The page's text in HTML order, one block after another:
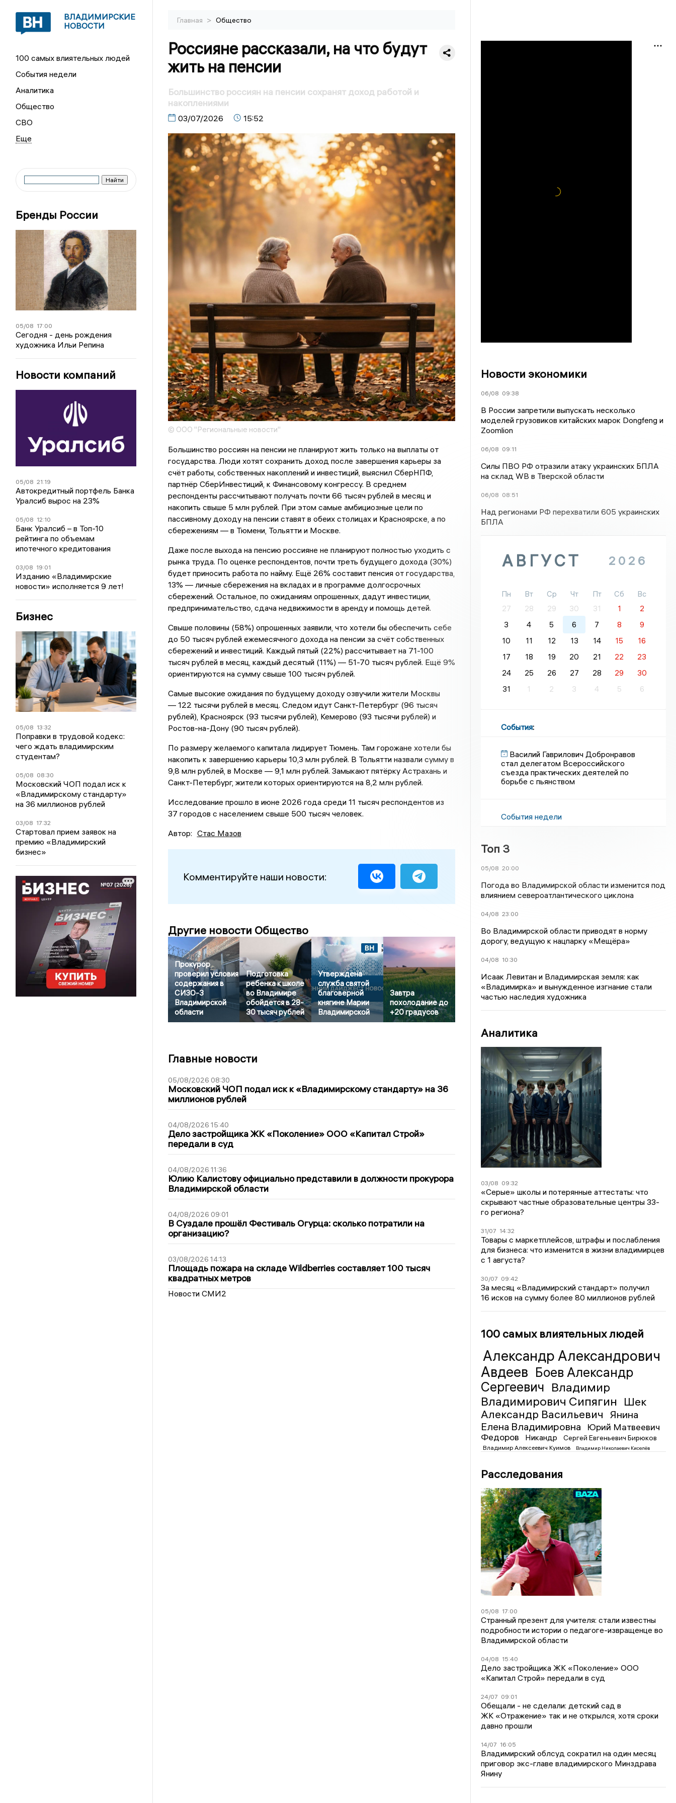
ВЛАДИМИРСКИЕ
НОВОСТИ
100 самых влиятельных людей
События недели
Аналитика
Общество
СВО
Бренды России
05/08 17:00
Сегодня - день рождения
художника Ильи Репина
Новости компаний
05/08 21:19
Автокредитный портфель Банка
Уралсиб вырос на 23%
05/08 12:10
Банк Уралсиб – в Топ-10
рейтинга по объемам
ипотечного кредитования
03/08 19:01
Изданию «Владимирские
новости» исполняется 9 лет!
Бизнес
05/08 13:32
Поправки в трудовой кодекс:
чего ждать владимирским
студентам?
05/08 08:30
Московский ЧОП подал иск к
«Владимирскому стандарту»
на 36 миллионов рублей
03/08 17:32
Стартовал прием заявок на
премию «Владимирский
бизнес»
Главная > Общество
Россияне рассказали, на что будут
жить на пенсии
Большинство россиян на пенсии сохранят доход работой и
накоплениями
03/07/2026 15:52
© ООО "Региональные новости"
Большинство россиян на пенсии не планируют жить только на выплаты от
государства. Люди хотят сохранить доход после завершения карьеры за
счёт работы, собственных накоплений и инвестиций, выяснил СберНПФ,
партнёр СберИнвестиций, к Финансовому конгрессу. В среднем
респонденты рассчитывают получать почти 66 тысяч рублей в месяц и
накопить свыше 5 млн рублей. При этом самые амбициозные цели по
пассивному доходу на пенсии ставят в обеих столицах и Красноярске, а по
сбережениям — в Тюмени, Тольятти и Москве.
Даже после выхода на пенсию россияне не планируют полностью уходить с
рынка труда. По оценке респондентов, почти треть будущего дохода (30%)
будет приносить работа по найму. Ещё 26% составит пенсия от государства,
13% — личные сбережения на вкладах и в программе долгосрочных
сбережений. Остальное, по ожиданиям опрошенных, дадут инвестиции,
предпринимательство, сдача недвижимости в аренду и помощь детей.
Свыше половины (58%) опрошенных заявили, что хотели бы обеспечить себе
до 50 тысяч рублей ежемесячного дохода на пенсии за счёт собственных
сбережений и инвестиций. Каждый пятый (22%) рассчитывает на 71-100
тысяч рублей в месяц, каждый десятый (11%) — 51-70 тысяч рублей. Ещё 9%
ориентируются на сумму свыше 100 тысяч рублей.
Самые высокие ожидания по будущему доходу озвучили жители Москвы
— 122 тысячи рублей в месяц. Следом идут Санкт-Петербург (96 тысяч
рублей), Красноярск (93 тысячи рублей), Кемерово (93 тысячи рублей) и
Ростов-на-Дону (90 тысяч рублей).
По размеру желаемого капитала лидирует Тюмень. Там горожане хотели бы
накопить к завершению карьеры 10,3 млн рублей. В Тольятти назвали сумму в
9,8 млн рублей, в Москве — 9,1 млн рублей. Замыкают пятёрку Астрахань и
Санкт-Петербург, жители которых ориентируются на 8,2 млн рублей.
Исследование прошло в июне 2026 года среди 11 тысяч респондентов из
37 городов с населением свыше 500 тысяч человек.
Автор: Стас Мазов
Комментируйте наши новости:
Другие новости Общество
Прокурор
проверил условия
содержания в
СИЗО-3
Владимирской
области
Подготовка
ребенка к школе
во Владимире
обойдется в 28-
30 тысяч рублей
Утверждена
служба святой
благоверной
княгине Марии
Владимирской
Завтра
похолодание до
+20 градусов
Главные новости
05/08/2026 08:30
Московский ЧОП подал иск к «Владимирскому стандарту» на 36
миллионов рублей
04/08/2026 15:40
Дело застройщика ЖК «Поколение» ООО «Капитал Строй»
передали в суд
04/08/2026 11:36
Юлию Калистову официально представили в должности прокурора
Владимирской области
04/08/2026 09:01
В Суздале прошёл Фестиваль Огурца: сколько потратили на
организацию?
03/08/2026 14:13
Площадь пожара на складе Wildberries составляет 100 тысяч
квадратных метров
Новости СМИ2
Новости экономики
06/08 09:38
В России запретили выпускать несколько
моделей грузовиков китайских марок Dongfeng и
Zoomlion
06/08 09:11
Силы ПВО РФ отразили атаку украинских БПЛА
на склад WB в Тверской области
06/08 08:51
Над регионами РФ перехватили 605 украинских
БПЛА
АВГУСТ 2026
Пн Вт Ср Чт Пт Сб
Вс
27
28 29 30 31 1
2
3
4 5 6 7 8
9
10
11 12 13 14 15
16
17
18 19 20 21 22
23
24
25 26 27 28 29
30
31
1 2 3 4 5 6
События:
Василий Гаврилович Добронравов
стал делегатом Всероссийского
съезда практических деятелей по
борьбе с пьянством
События недели
Топ 3
05/08 20:00
Погода во Владимирской области изменится под
влиянием североатлантического циклона
04/08 23:00
Во Владимирской области приводят в норму
дорогу, ведущую к нацпарку «Мещёра»
04/08 10:30
Исаак Левитан и Владимирская земля: как
«Владимирка» и вынужденное изгнание стали
частью наследия художника
Аналитика
03/08 09:32
«Серые» школы и потерянные аттестаты: что
скрывают частные образовательные центры 33-
го региона?
31/07 14:32
Товары с маркетплейсов, штрафы и послабления
для бизнеса: что изменится в жизни владимирцев
с 1 августа?
30/07 09:42
За месяц «Владимирский стандарт» получил
16 исков на сумму более 80 миллионов рублей
100 самых влиятельных людей
Александр Александрович
Авдеев Боев Александр
Сергеевич Владимир
Владимирович Сипягин Шек
Александр Васильевич
Янина
Елена Владимировна
Юрий Матвеевич
Федоров
Никандр Сергей Евгеньевич Бирюков
Владимир Алексеевич Куимов Владимир Николаевич Киселёв
Расследования
05/08 17:00
Странный презент для учителя: стали известны
подробности истории о педагоге-извращенце во
Владимирской области
04/08 15:40
Дело застройщика ЖК «Поколение» ООО
«Капитал Строй» передали в суд
24/07 09:01
Обещали - не сделали: детский сад в
ЖК «Отражение» так и не открылся, хотя сроки
давно прошли
14/07 16:05
Владимирский облсуд сократил на один месяц
приговор экс-главе владимирского Минздрава
Янину